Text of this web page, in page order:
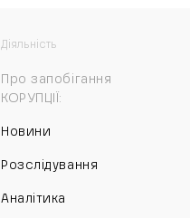
Діяльність
Про запобігання
КОРУПЦІЇ:
Новини
Розслідування
Аналітика